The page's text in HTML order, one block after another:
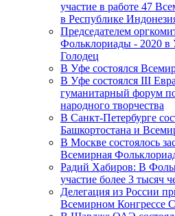
участие в работе 47
в Республике
Председателем
Фольклориады - 2020 в
Голодец
В Уфе состоялся
В Уфе состоялся III
гуманитарный форум
народного творчества
В Санкт-Петербурге
Башкортостана и
В Москве состоялось
Всемирная
Радий Хабиров: В
участие более 3 тысяч
Делегация из России
Всемирном